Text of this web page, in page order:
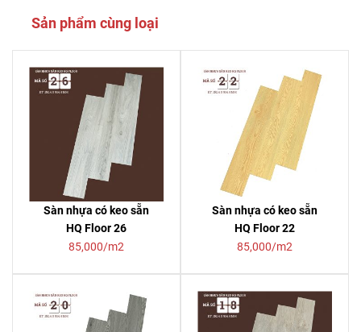
Sản phẩm cùng loại
Sàn nhựa có keo sẵn
HQ Floor 26
85,000/m2
Sàn nhựa có keo sẵn
HQ Floor 22
85,000/m2